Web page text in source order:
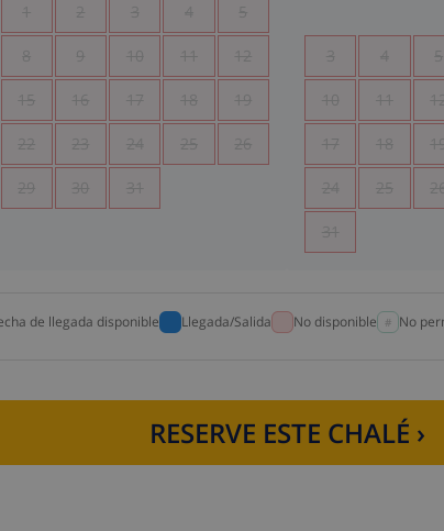
1 2 3 4 5
8 9 10 11 12
15 16 17 18 19
22 23 24 25 26
29 30 31
3 4 5
10 11
17 18
24 25
31
de llegada disponible Llegada/Salida No disponible No
RESERVE ESTE CHALÉ ›